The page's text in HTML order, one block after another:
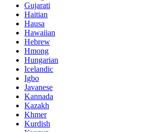
Gujarati
Haitian
Hausa
Hawaiian
Hebrew
Hmong
Hungarian
Icelandic
Igbo
Javanese
Kannada
Kazakh
Khmer
Kurdish